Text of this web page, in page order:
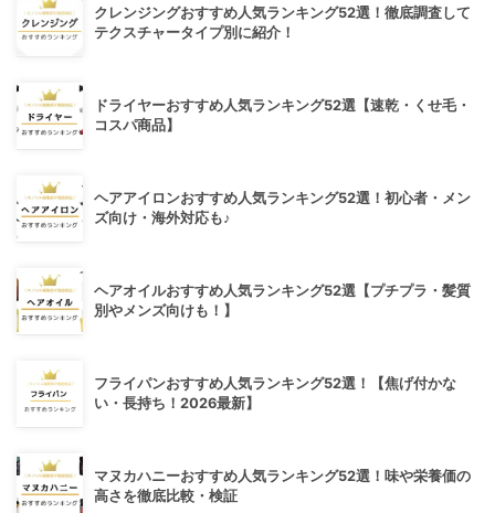
クレンジングおすすめ人気ランキング52選！徹底調査して
テクスチャータイプ別に紹介！
ドライヤーおすすめ人気ランキング52選【速乾・くせ毛・
コスパ商品】
ヘアアイロンおすすめ人気ランキング52選！初心者・メン
ズ向け・海外対応も♪
ヘアオイルおすすめ人気ランキング52選【プチプラ・髪質
別やメンズ向けも！】
フライパンおすすめ人気ランキング52選！【焦げ付かな
い・長持ち！2026最新】
マヌカハニーおすすめ人気ランキング52選！味や栄養価の
高さを徹底比較・検証